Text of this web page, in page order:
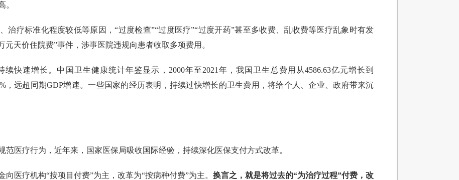
。
治疗标准化程度较低等原因，“过度检查”“过度医疗”“过度开药”甚至多收费、乱收费等医疗乱象时有发
元天价住院费”事件，涉事医院违规向患者收取多项费用。
快速增长。中国卫生健康统计年鉴显示，2000年至2021年，我国卫生总费用从4586.63亿元增长到
，远超同期GDP增速。一些国家的经历表明，持续过快增长的卫生费用，将给个人、企业、政府带来沉
范医疗行为，近年来，国家医保局吸收国际经验，持续深化医保支付方式改革。
向医疗机构“按项目付费”为主，改革为“按病种付费”为主。换言之，就是将过去的“为治疗过程”付费，改